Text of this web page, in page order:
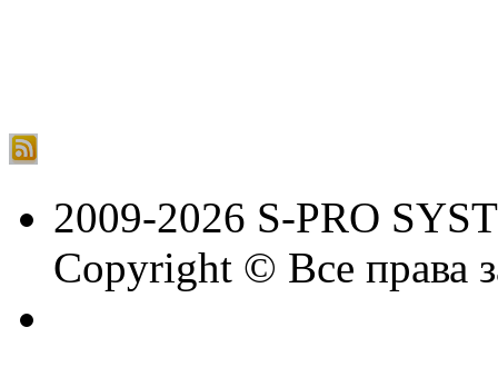
2009-2026 S-PRO
Copyright © Все права